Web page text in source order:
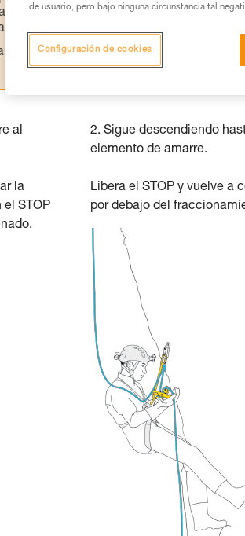
para ejecutar estas técnicas,
autónoma.
relacionadas con su actividad. Pueden
al
la
el STOP
2. Sigue descendiendo
elemento de amarre.
Libera el STOP y vuelve a
por debajo del
de usuario, pero bajo ninguna circunstancia tal
Configuración de cookies